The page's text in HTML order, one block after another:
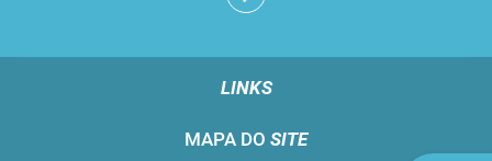
LINKS
MAPA DO SITE